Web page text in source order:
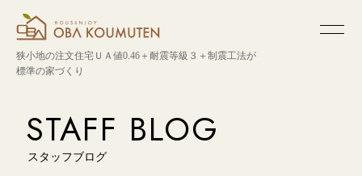
狭小地の注文住宅ＵＡ値0.46＋耐震等級３＋制震工法が
標準の家づくり
STAFF BLOG
スタッフブログ